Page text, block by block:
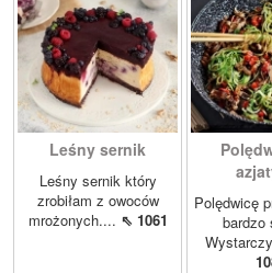
Leśny sernik
Leśny sernik który
zrobiłam z owoców
mrożonych.... ⇖ 1061
Polędwicę
bardzo